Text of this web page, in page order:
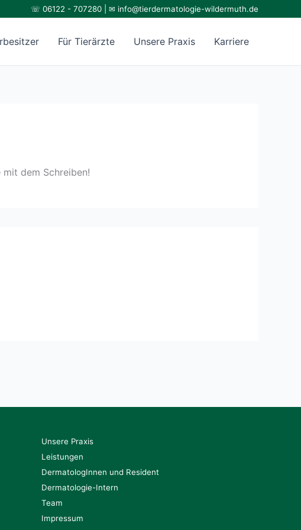
☏ 06122 - 707280 | ✉ info@tierdermatologie-wildermuth.de
Für Tierärzte Unsere Praxis Karriere
dem Schreiben!
Unsere Praxis
Leistungen
DermatologInnen und Resident
Dermatologie-Intern
Team
Impressum